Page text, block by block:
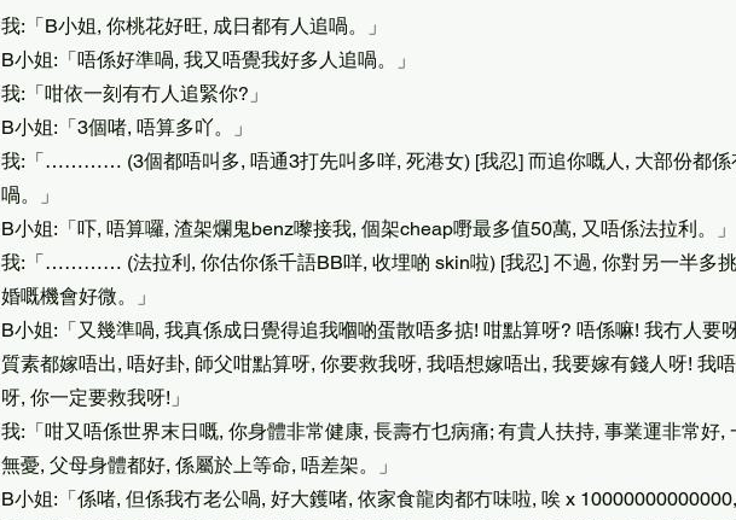
我:「B小姐, 你桃花好旺, 成日都有人追喎。」
B小姐:「唔係好準喎, 我又唔覺我好多人追喎。」
我:「咁依一刻有冇人追緊你?」
B小姐:「3個啫, 唔算多吖。」
我:「………… (3個都唔叫多, 唔通3打先叫多咩, 死港女) [我忍] 而追你嘅人, 大部份都係
喎。」
B小姐:「吓, 唔算囉, 渣架爛鬼benz嚟接我, 個架cheap嘢最多值50萬, 又唔係法拉利。」
我:「………… (法拉利, 你估你係千語BB咩, 收埋啲 skin啦) [我忍] 不過, 你對另一半多
婚嘅機會好微。」
B小姐:「又幾準喎, 我真係成日覺得追我嗰啲蛋散唔多掂! 咁點算呀? 唔係嘛! 我冇人要
質素都嫁唔出, 唔好卦, 師父咁點算呀, 你要救我呀, 我唔想嫁唔出, 我要嫁有錢人呀! 我
呀, 你一定要救我呀!」
我:「咁又唔係世界末日嘅, 你身體非常健康, 長壽冇乜病痛; 有貴人扶持, 事業運非常好,
無憂, 父母身體都好, 係屬於上等命, 唔差架。」
B小姐:「係啫, 但係我冇老公喎, 好大鑊啫, 依家食龍肉都冇味啦, 唉 x